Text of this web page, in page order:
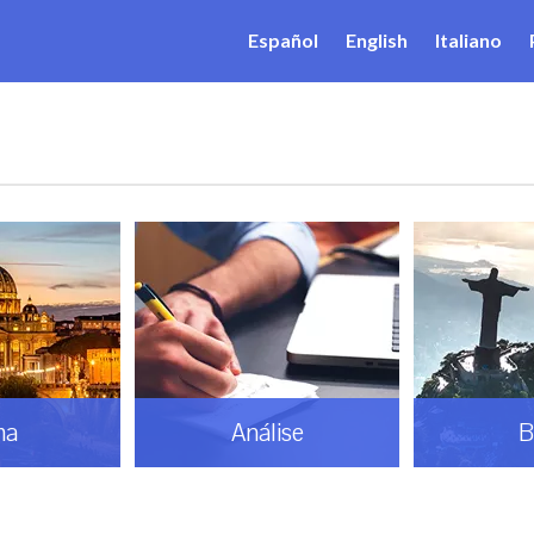
Español English Italiano
Análise